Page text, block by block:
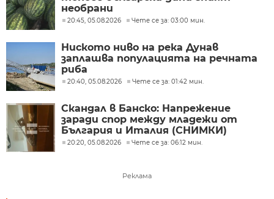
необрани
20:45, 05.08.2026 Чете се за: 03:00 мин.
Ниското ниво на река Дунав
заплашва популацията на речната
риба
20:40, 05.08.2026 Чете се за: 01:42 мин.
Скандал в Банско: Напрежение
заради спор между младежи от
България и Италия (СНИМКИ)
20:20, 05.08.2026 Чете се за: 06:12 мин.
Реклама